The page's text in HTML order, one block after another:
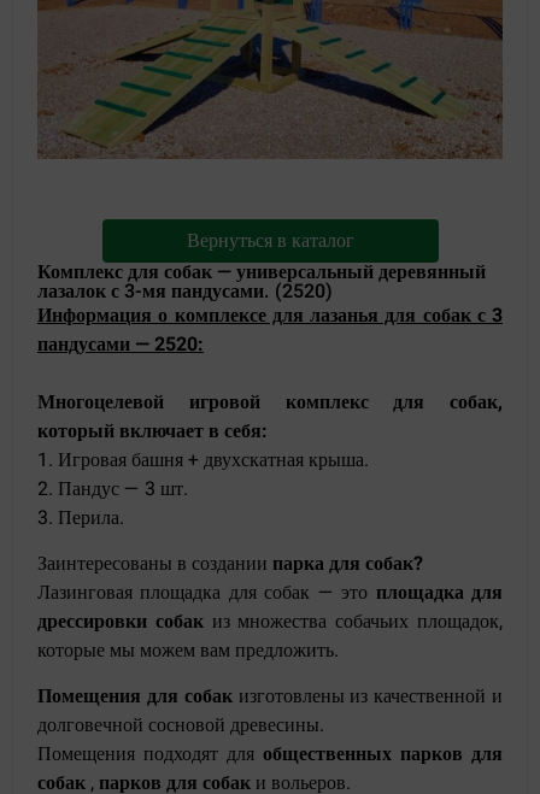
Вернуться в каталог
Комплекс для собак — универсальный деревянный
лазалок с 3-мя пандусами. (2520)
Информация о комплексе для лазанья для собак с 3
пандусами — 2520:
Многоцелевой игровой комплекс для собак,
который включает в себя:
1. Игровая башня + двухскатная крыша.
2. Пандус — 3 шт.
3. Перила.
Заинтересованы в создании парка для собак?
Лазинговая площадка для собак — это площадка для
дрессировки собакиз множества собачьих площадок,
которые мы можем вам предложить.
Помещения для собакизготовлены из качественной и
долговечной сосновой древесины.
Помещения подходят для общественных парков для
собак,парков для собак и вольеров.